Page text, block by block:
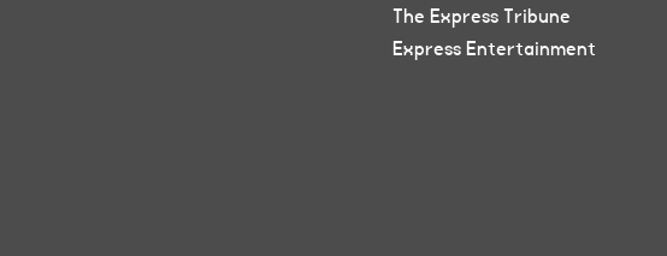
The Express Tribune
Express Entertainment